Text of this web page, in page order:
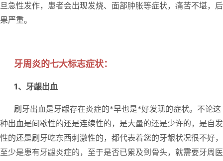
旦急性发作，患者会出现发烧、面部肿胀等症状，痛苦不堪，后
果严重。
牙周炎的七大标志症状：
1、牙龈出血
刷牙出血是牙龈存在炎症的*早也是*好发现的症状。不论这
种出血是间歇性的还是连续性的，是大量的还是少许的，是自发
性的还是刷牙吃东西刺激性的，都代表着您的牙龈状况很不好，
至少是患有牙龈炎症的，至于是否已累及到骨头，就需要牙周医